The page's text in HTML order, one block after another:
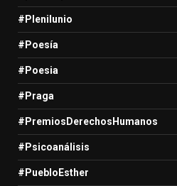
#Plenilunio
#Poesía
#Poesia
#Praga
#PremiosDerechosHumanos
#Psicoanálisis
#PuebloEsther